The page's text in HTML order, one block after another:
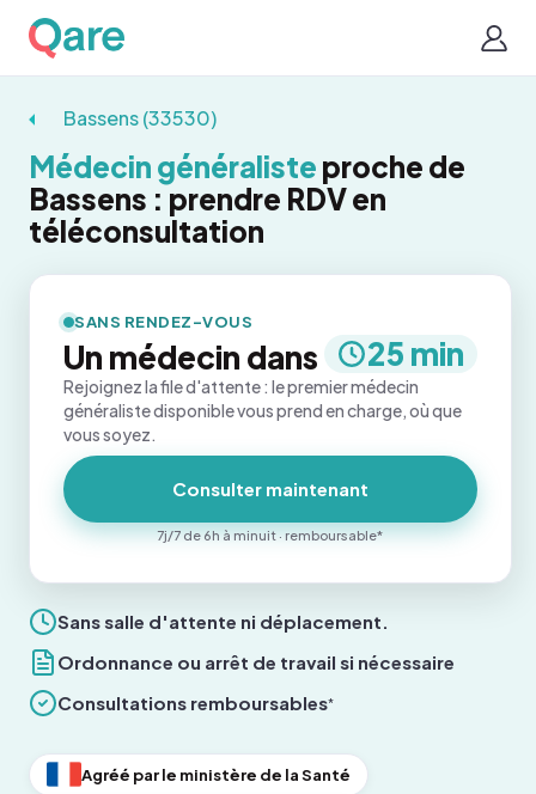
Bassens (33530)
Médecin généraliste proche de
Bassens : prendre RDV en
téléconsultation
Sans salle d'attente ni déplacement.
Ordonnance ou arrêt de travail si nécessaire
Consultations remboursables*
Agréé par le ministère de la Santé
SANS RENDEZ-VOUS
Un médecin dans 25 min
Rejoignez la file d'attente : le premier médecin
généraliste disponible vous prend en charge, où que
vous soyez.
Consulter maintenant
7j/7 de 6h à minuit · remboursable*